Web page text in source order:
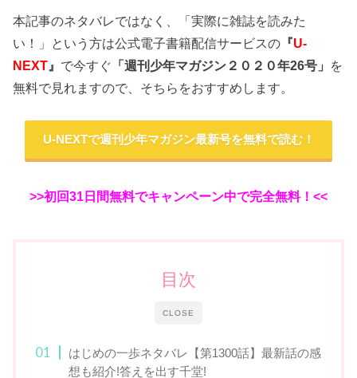
本記事のネタバレではなく、「実際に雑誌を読みた
い！」という方は公式電子書籍配信サービスの 『U-
NEXT 』 で今すぐ 「週刊少年マガジン２０２０年26号」 を
無料で見れますので、そちらをおすすめします。
U-NEXTで週刊少年マガジン最新号を無料で読む！
>>初回31日間無料でキャンペーン中で完全無料！<<
CLOSE
目次
はじめの一歩ネタバレ【第1300話】最新話の感
想も紹介!答えを出す千堂!